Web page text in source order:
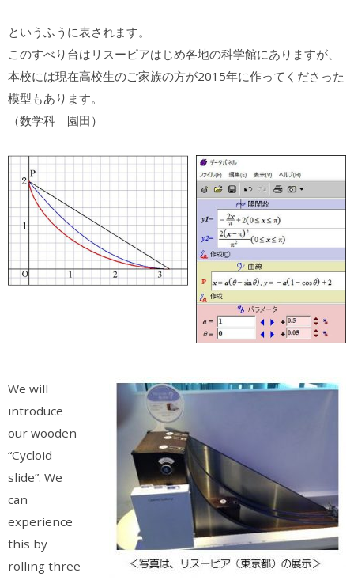
というふうに表されます。
このすべり台はリスーピアはじめ各地の科学館にありますが、
本校には現在高校生のご家族の方が2015年に作ってくださった
模型もあります。
（数学科 園田）
We will
introduce
our wooden
“Cycloid
slide”. We
can
experience
this by
rolling three